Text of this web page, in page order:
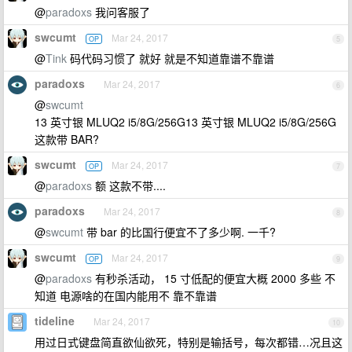
@paradoxs 我问客服了
5
swcumt OP Mar 24, 2017
@Tink 码代码习惯了 就好 就是不知道靠谱不靠谱
6
paradoxs Mar 24, 2017
@swcumt
13 英寸银 MLUQ2 i5/8G/256G13 英寸银 MLUQ2 i5/8G/256G
这款带 BAR?
7
swcumt OP Mar 24, 2017
@paradoxs 额 这款不带....
8
paradoxs Mar 24, 2017
@swcumt 带 bar 的比国行便宜不了多少啊. 一千?
9
swcumt OP Mar 24, 2017
@paradoxs 有秒杀活动， 15 寸低配的便宜大概 2000 多些 不
知道 电源啥的在国内能用不 靠不靠谱
10
tideline Mar 24, 2017
用过日式键盘简直欲仙欲死，特别是输括号，每次都错…况且这